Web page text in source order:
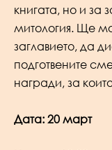
книгата, но и за
митология. Ще
заглавието, да
подготвените
награди, за
Дата: 20 март